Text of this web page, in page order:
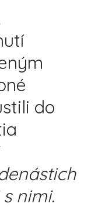
do
nimi.